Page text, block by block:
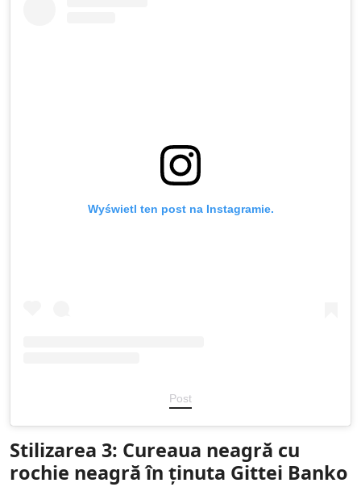
Wyświetl ten post na Instagramie.
Post
Stilizarea 3: Cureaua neagră cu
rochie neagră în ținuta Gittei Banko